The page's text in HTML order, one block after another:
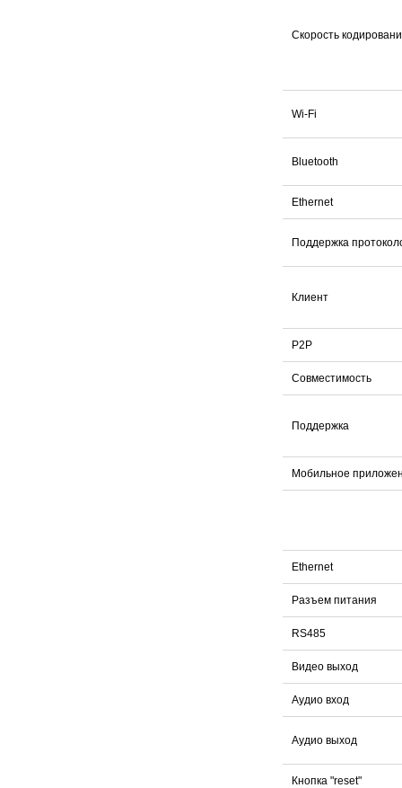
Скорость
Wi-Fi
Bluetooth
Ethernet
Поддержка
Клиент
P2P
Совместимость
Поддержка
Мобильное
Ethernet
Разъем питания
RS485
Видео выход
Аудио вход
Аудио выход
Кнопка "reset"